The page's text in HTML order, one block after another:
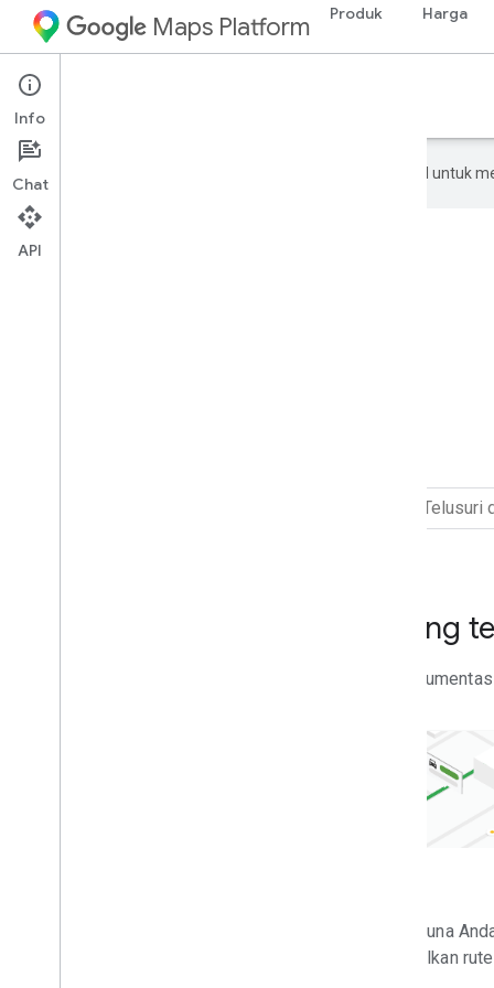
Maps Platform Produk Harga
Google menggunakan teknologi AI untuk
Menemukan dokumentasi yang
Menjelajahi, mempelajari, dan berkreasi dengan
Bantu pengguna
mengoptimalkan
Info
Chat
API